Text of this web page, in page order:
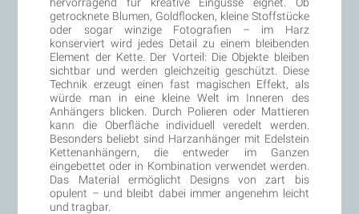
getrocknete Blumen, Goldflocken, kleine Stoffstücke
oder sogar winzige Fotografien – im Harz
konserviert wird jedes Detail zu einem bleibenden
Element der Kette. Der Vorteil: Die Objekte bleiben
sichtbar und werden gleichzeitig geschützt. Diese
Technik erzeugt einen fast magischen Effekt, als
würde man in eine kleine Welt im Inneren des
Anhängers blicken. Durch Polieren oder Mattieren
kann die Oberfläche individuell veredelt werden.
Besonders beliebt sind Harzanhänger mit Edelstein
Kettenanhängern, die entweder im Ganzen
eingebettet oder in Kombination verwendet werden.
Das Material ermöglicht Designs von zart bis
opulent – und bleibt dabei immer angenehm leicht
und tragbar.